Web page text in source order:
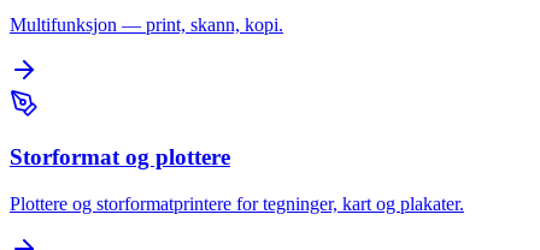
Multifunksjon — print, skann, kopi.
Storformat og plottere
Plottere og storformatprintere for tegninger, kart og plakater.